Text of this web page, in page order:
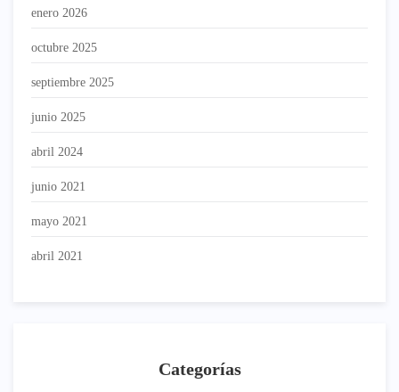
enero 2026
octubre 2025
septiembre 2025
junio 2025
abril 2024
junio 2021
mayo 2021
abril 2021
Categorías